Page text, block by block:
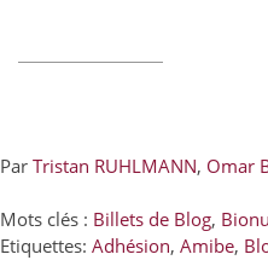
Par Tristan RUHLMANN, Omar
Mots clés : Billets de Blog,
Etiquettes: Adhésion, Amibe,